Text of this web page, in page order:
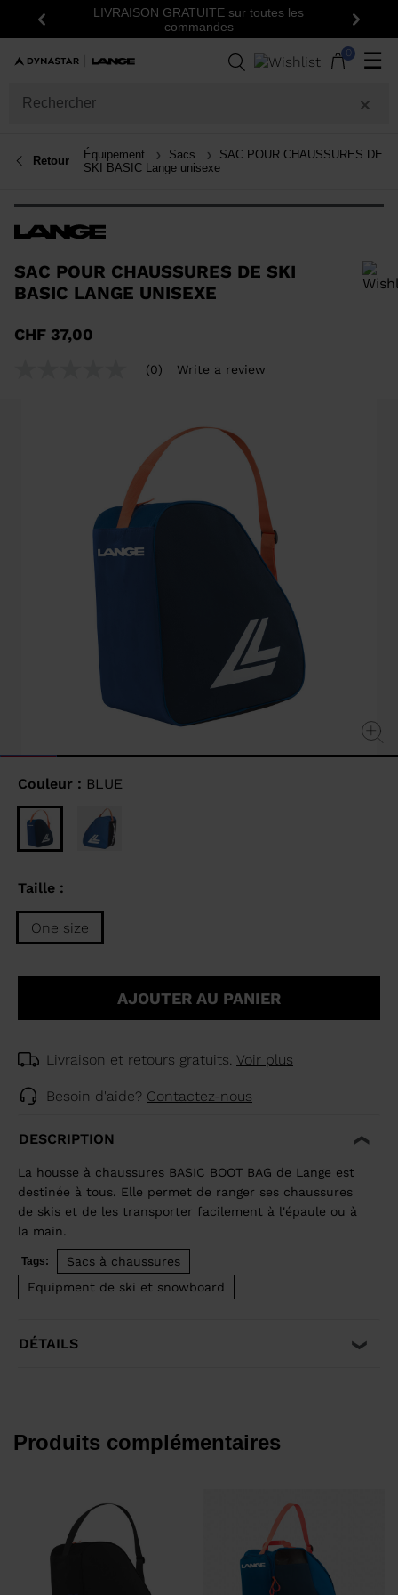
Précédent
LIVRAISON GRATUITE sur toutes les
commandes
0 ☰
Retour Équipement Sacs
SAC POUR CHAUSSURES DE
SKI BASIC Lange unisexe
SAC POUR CHAUSSURES DE SKI
BASIC LANGE UNISEXE
taille
CHF 37,00
(0) Write a review
Couleur : BLUE
Taille :
One size
Taille
AJOUTER AU PANIER
Livraison et retours gratuits. Voir plus
Besoin d'aide? Contactez-nous
DESCRIPTION
La housse à chaussures BASIC BOOT BAG de Lange est
destinée à tous. Elle permet de ranger ses chaussures
de skis et de les transporter facilement à l'épaule ou à
la main.
Tags:
Sacs à chaussures
Equipment de ski et snowboard
DÉTAILS
Produits complémentaires